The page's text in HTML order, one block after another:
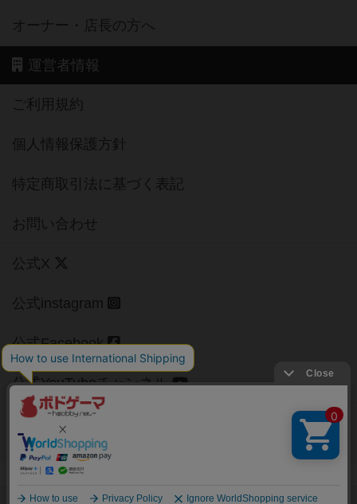
オーナー・店長の方へ
運営者情報
ご利用規約
個人情報保護方針
特定商取引法に基づく表記
お問い合わせ
公式X
公式instagram
公式Facebook
公式YouTubeチャンネル